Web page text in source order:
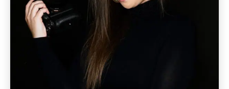
Szénás Dóri
Esküvői & lifestyle fotós. A pillantok
mosolygós megörökítője. :)
TUDJ MEG TÖBBET RÓLAM!